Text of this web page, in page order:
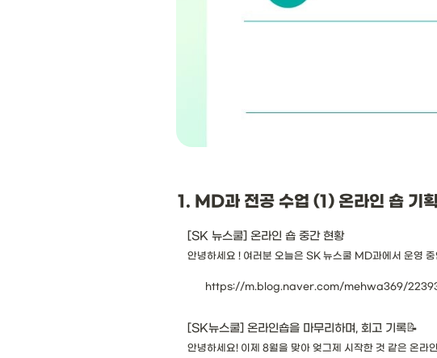
1. MD과 전공 수업 (1) 온라인 숍 기
[SK 뉴스쿨] 온라인 숍 중간 현황
안녕하세요 ! 여러분 오늘은 SK 뉴스쿨 MD과에서 운영
https://m.blog.naver.com/mehwa369/
[SK뉴스쿨] 온라인숍을 마무리하며, 회고 기록📝
안녕하세요! 이제 8월을 맞아 엊그제 시작한 것 같은 온라